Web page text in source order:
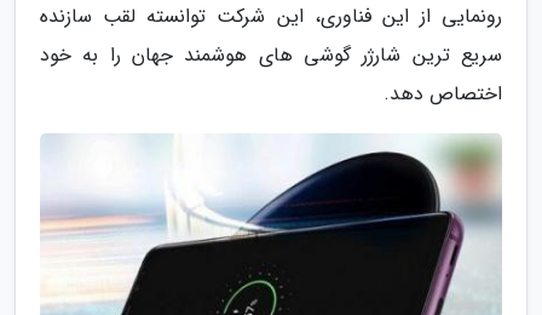
رونمایی از این فناوری، این شرکت توانسته لقب سازنده
سریع ترین شارژر گوشی های هوشمند جهان را به خود
اختصاص دهد.